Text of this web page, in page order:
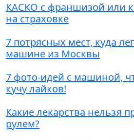
КАСКО с франшизой или
на страховке
7 потрясных мест, куда
машине из Москвы
7 фото-идей с машиной,
кучу лайков!
Какие лекарства нельзя
рулем?